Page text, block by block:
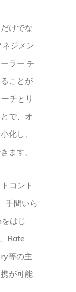
けでな
ジメン
ラー チ
ことが
チとリ
で、オ
化し、
ます。
コント
手間いら
はじ
Rate
等の主
が可能